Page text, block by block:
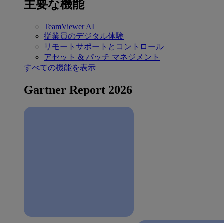
主要な機能
TeamViewer AI
従業員のデジタル体験
リモートサポートとコントロール
アセット & パッチ マネジメント
すべての機能を表示
Gartner Report 2026